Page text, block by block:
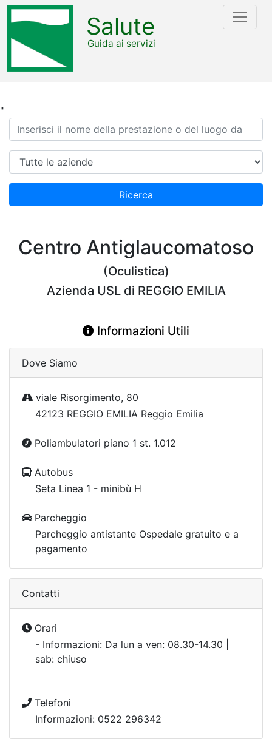
"
Salute
Guida ai servizi
Ricerca
Azienda
Ricerca
Centro Antiglaucomatoso
(Oculistica)
Azienda USL di REGGIO EMILIA
Informazioni Utili
Dove Siamo
viale Risorgimento, 80
42123 REGGIO EMILIA Reggio Emilia
Poliambulatori piano 1 st. 1.012
Autobus
Seta Linea 1 - minibù H
Parcheggio
Parcheggio antistante Ospedale gratuito e a
pagamento
Contatti
Orari
- Informazioni: Da lun a ven: 08.30-14.30 |
sab: chiuso
Telefoni
Informazioni: 0522 296342